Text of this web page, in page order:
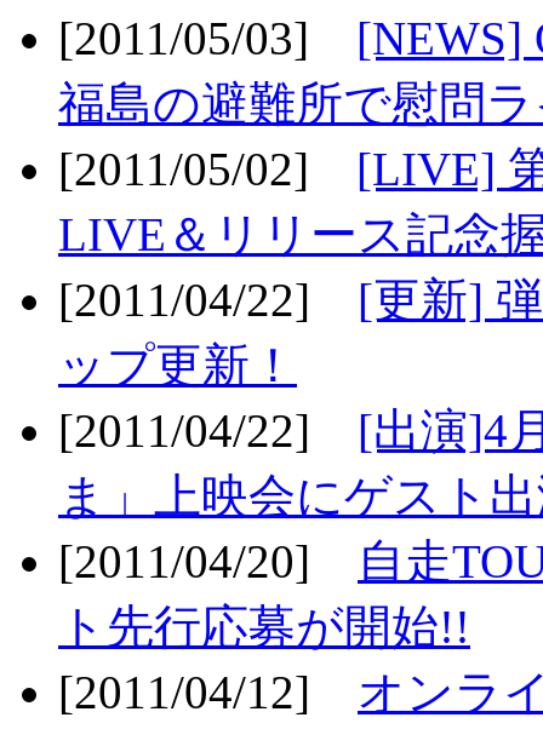
[2011/05/03] [NEWS]
福島の避難所で慰問
[2011/05/02] [LIVE]
LIVE＆リリース記念
[2011/04/22] [更新]
ップ更新！
[2011/04/22] [出演]4
ま」上映会にゲスト
[2011/04/20]
自走
ト先行応募が開始!!
[2011/04/12] オンラ